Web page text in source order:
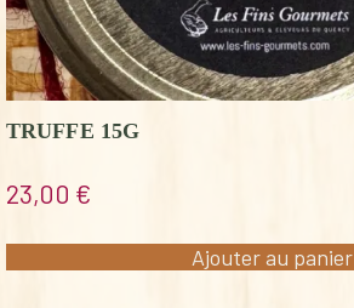
TRUFFE 15G
23,00 €
Ajouter au panier